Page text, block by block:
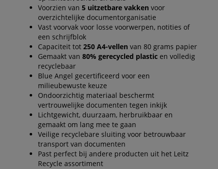
Voorzien van 5 uitzetbare vakken voor
overzichtelijke documentorganisatie
Vast voorvak voor losse voorwerpen, notities of
een schrijfblok
Capaciteit tot 250 A4-vellen van 80 grams papier
Gemaakt van 80% gerecycled plasticen volledig
recyclebaar
Blue Angel gecertificeerd voor een
milieubewuste keuze
Ondoorzichtig materiaal beschermt
vertrouwelijke documenten tegen inkijk
Lichtgewicht, duurzaam, herbruikbaar en
gemaakt om lang mee te gaan
Veilige recyclebare sluiting voor betrouwbaar
transport van documenten
Past perfect bij andere producten uit het Leitz
Recycle assortiment